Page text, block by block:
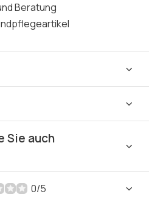
Beratung
Sie auch
0/5